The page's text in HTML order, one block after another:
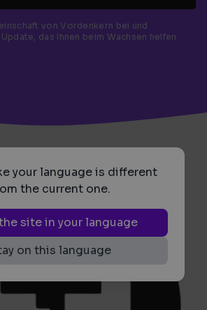
your language is different
the current one.
site in your language
on this language
von Vordenkern bei und
das Ihnen beim Wachsen helfen